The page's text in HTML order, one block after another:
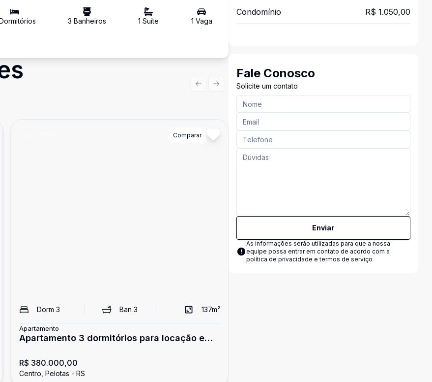
s 3 Banheiros 1 Suíte 1 Vaga
Comparar
Dorm 3 Ban 3 137m²
Apartamento
Apartamento 3 dormitórios para locação em
R$ 380.000,00
Centro, Pelotas - RS
Cód:
Previous slide
Next slide
Condomínio R$ 1.050,00
Fale Conosco
Solicite um contato
Enviar
As informações serão utilizadas para que a nossa
equipe possa entrar em contato de acordo com a
política de privacidade e termos de serviço